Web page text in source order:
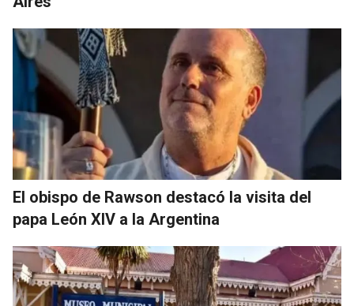
El obispo de Rawson destacó la visita del
papa León XIV a la Argentina